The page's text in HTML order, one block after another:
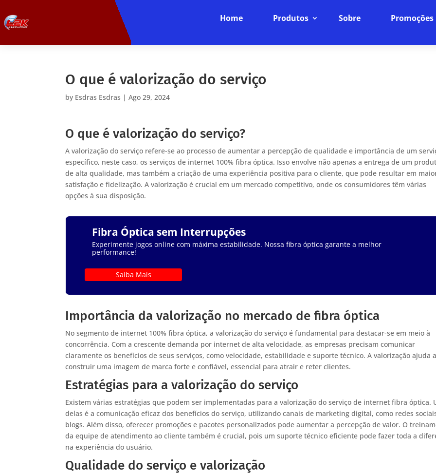
Home Produtos Sobre Promoções
O que é valorização do serviço
by Esdras Esdras |Ago 29, 2024
O que é valorização do serviço?
A valorização do serviço refere-se ao processo de aumentar a percepção de qualidade e importância de um
específico, neste caso, os serviços de internet 100% fibra óptica. Isso envolve não apenas a entrega de um
de alta qualidade, mas também a criação de uma experiência positiva para o cliente, que pode resultar em
satisfação e fidelização. A valorização é crucial em um mercado competitivo, onde os consumidores têm várias
opções à sua disposição.
Fibra Óptica sem Interrupções
Experimente jogos online com máxima estabilidade. Nossa fibra óptica garante a melhor
performance!
Saiba Mais
Importância da valorização no mercado de fibra óptica
No segmento de internet 100% fibra óptica, a valorização do serviço é fundamental para destacar-se em meio à
concorrência. Com a crescente demanda por internet de alta velocidade, as empresas precisam comunicar
claramente os benefícios de seus serviços, como velocidade, estabilidade e suporte técnico. A valorização ajuda a
construir uma imagem de marca forte e confiável, essencial para atrair e reter clientes.
Estratégias para a valorização do serviço
Existem várias estratégias que podem ser implementadas para a valorização do serviço de internet fibra óptica.
delas é a comunicação eficaz dos benefícios do serviço, utilizando canais de marketing digital, como redes
blogs. Além disso, oferecer promoções e pacotes personalizados pode aumentar a percepção de valor. O
da equipe de atendimento ao cliente também é crucial, pois um suporte técnico eficiente pode fazer toda a
na experiência do usuário.
Qualidade do serviço e valorização